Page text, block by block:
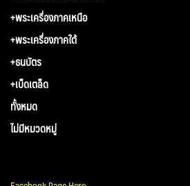
+พระเครื่องภาคเหนือ
+พระเครื่องภาคใต้
+ธนบัตร
+เบ็ดเตล็ด
ทั้งหมด
ไม่มีหมวดหมู่